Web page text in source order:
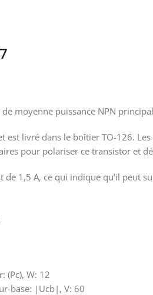
moyenne puissance NPN
est livré dans le boîtier TO-126.
pour polariser ce transistor et
de 1,5 A, ce qui indique qu’il peut
(Pc), W: 12
base: |Ucb|, V: 60